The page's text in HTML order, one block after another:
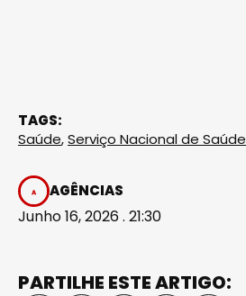
TAGS:
Saúde,Serviço Nacional de Saúde
AGÊNCIAS
Junho 16, 2026 . 21:30
PARTILHE ESTE ARTIGO: